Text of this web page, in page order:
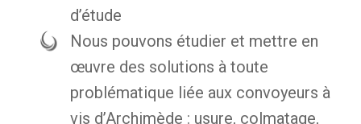
d’étude
Nous pouvons étudier et mettre en
œuvre des solutions à toute
problématique liée aux convoyeurs à
vis d’Archimède : usure, colmatage,